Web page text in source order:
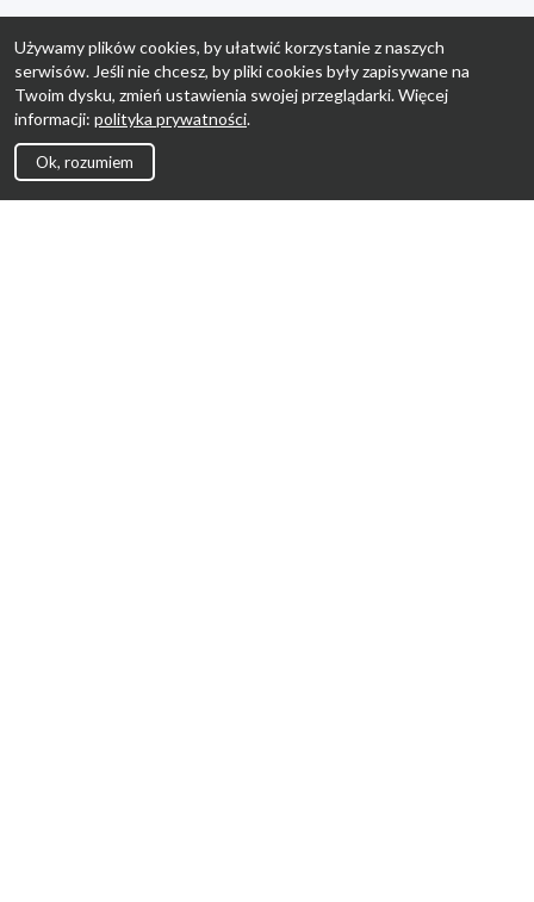
Używamy plików cookies, by ułatwić korzystanie z naszych
serwisów. Jeśli nie chcesz, by pliki cookies były zapisywane na
Twoim dysku, zmień ustawienia swojej przeglądarki. Więcej
informacji: polityka prywatności.
Ok, rozumiem